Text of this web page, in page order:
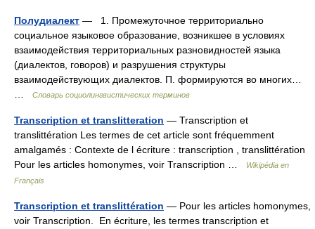
Полудиалект — 1. Промежуточное территориально
социальное языковое образование, возникшее в условиях
взаимодействия территориальных разновидностей языка
(диалектов, говоров) и разрушения структуры
взаимодействующих диалектов. П. формируются во многих…
Словарь социолингвистических терминов
Transcription et translitteration — Transcription et
translittération Les termes de cet article sont fréquemment
amalgamés : Contexte de l écriture : transcription , translittération
Pour les articles homonymes, voir Transcription …
Wikipédia en
Français
Transcription et translittération — Pour les articles homonymes,
voir Transcription. En écriture, les termes transcription et